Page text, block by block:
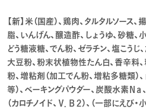
【新】米（国産）、鶏肉、タルタルソース
脂、いんげん、醸造酢、しょうゆ、砂糖
どう糖液糖、でん粉、ゼラチン、塩こうじ
大豆粉、粉末状植物性たん白、香辛料
粉、増粘剤（加工でん粉、増粘多糖類）
等）、ベーキングパウダー、炭酸水素Ｎ
（カロチノイド、Ｖ．Ｂ２）、（一部にえび